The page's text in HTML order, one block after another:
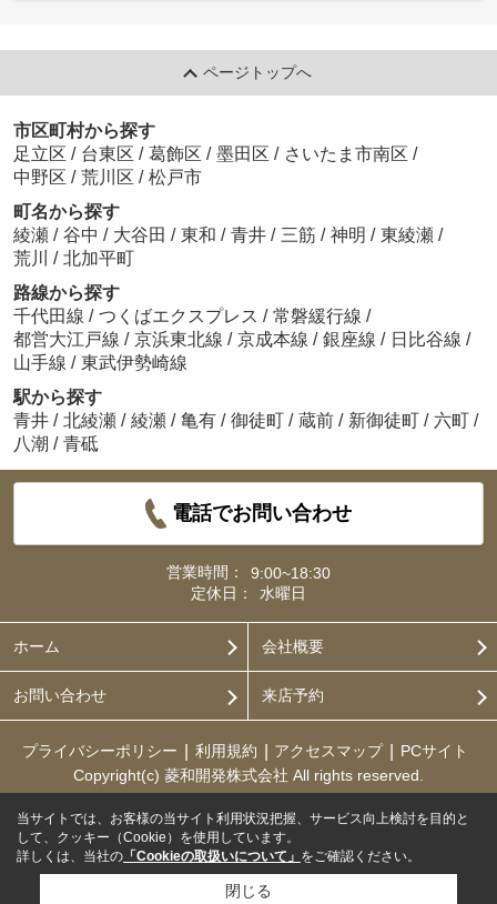
ページトップへ
市区町村から探す
足立区 / 台東区 / 葛飾区 / 墨田区 / さいたま市南区 /
中野区 / 荒川区 / 松戸市
町名から探す
綾瀬 / 谷中 / 大谷田 / 東和 / 青井 / 三筋 / 神明 / 東綾瀬 /
荒川 / 北加平町
路線から探す
千代田線 / つくばエクスプレス / 常磐緩行線 /
都営大江戸線 / 京浜東北線 / 京成本線 / 銀座線 / 日比谷線 /
山手線 / 東武伊勢崎線
駅から探す
青井 / 北綾瀬 / 綾瀬 / 亀有 / 御徒町 / 蔵前 / 新御徒町 / 六町 /
八潮 / 青砥
電話でお問い合わせ
営業時間：
9:00~18:30
定休日：
水曜日
ホーム 会社概要
お問い合わせ 来店予約
プライバシーポリシー 利用規約 アクセスマップ
PCサイト
Copyright(c) 菱和開発株式会社 All rights reserved.
当サイトでは、お客様の当サイト利用状況把握、サービス向上検討を目的と
して、クッキー（Cookie）を使用しています。
詳しくは、当社の 「Cookieの取扱いについて」 をご確認ください。
閉じる